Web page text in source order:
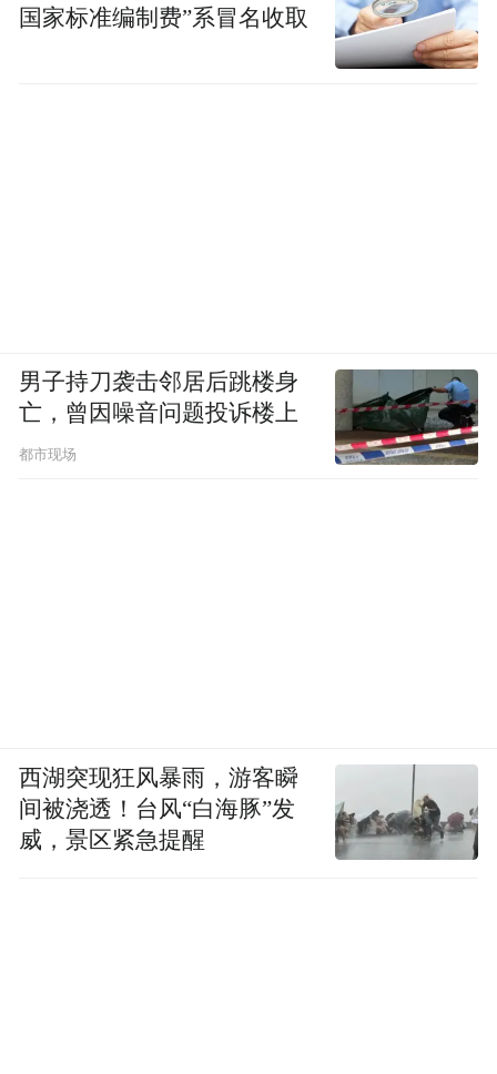
国家标准编制费”系冒名收取
男子持刀袭击邻居后跳楼身
亡，曾因噪音问题投诉楼上
都市现场
西湖突现狂风暴雨，游客瞬
间被浇透！台风“白海豚”发
威，景区紧急提醒